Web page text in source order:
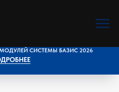
СИСТЕМЫ БАЗИС 2026